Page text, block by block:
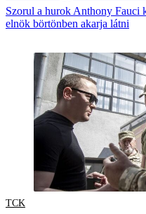
Szorul a hurok Anthony Fauci
elnök börtönben akarja látni
TCK